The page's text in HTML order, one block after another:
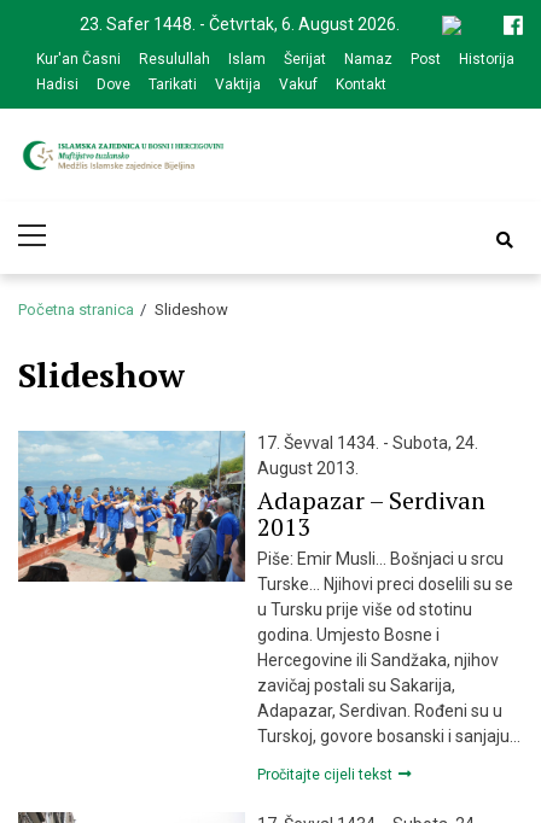
navigation
content
23. Safer 1448. - Četvrtak, 6. August 2026.
Kur'an Časni Resulullah Islam Šerijat Namaz Post
Historija
Hadisi
Dove Tarikati Vaktija Vakuf Kontakt
zajednice Bijeljina
Menu
Početna stranica Slideshow
Slideshow
17. Ševval 1434. - Subota, 24.
August 2013.
Adapazar – Serdivan
2013
Piše: Emir Musli… Bošnjaci u srcu
Turske… Njihovi preci doselili su se
u Tursku prije više od stotinu
godina. Umjesto Bosne i
Hercegovine ili Sandžaka, njihov
zavičaj postali su Sakarija,
Adapazar, Serdivan. Rođeni su u
Turskoj, govore bosanski i sanjaju…
Pročitajte cijeli tekst